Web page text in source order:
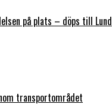
på plats – döps till Lund
transportområdet